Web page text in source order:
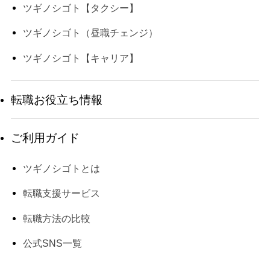
ツギノシゴト【タクシー】
ツギノシゴト（昼職チェンジ）
ツギノシゴト【キャリア】
転職お役立ち情報
ご利用ガイド
ツギノシゴトとは
転職支援サービス
転職方法の比較
公式SNS一覧